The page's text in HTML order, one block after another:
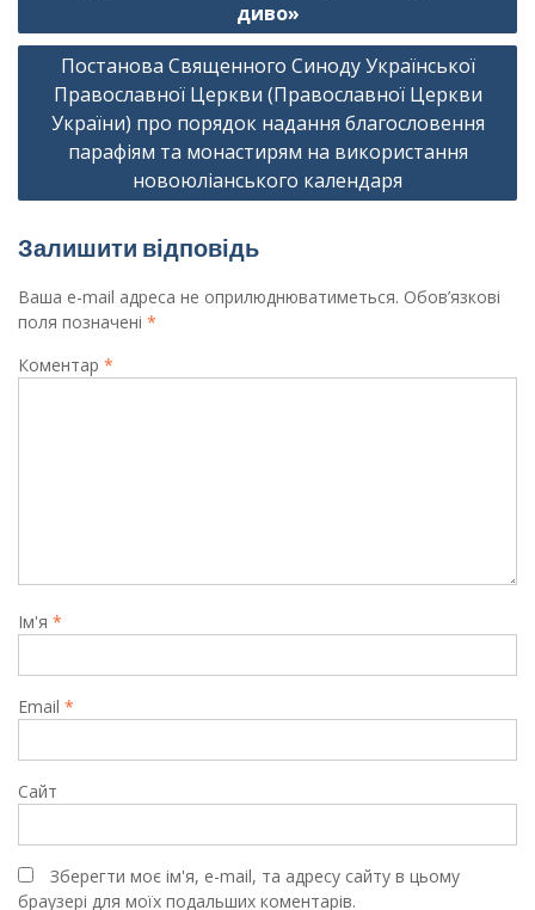
диво»
Постанова Священного Синоду Української
Православної Церкви (Православної Церкви
України) про порядок надання благословення
парафіям та монастирям на використання
новоюліанського календаря
Залишити відповідь
Ваша e-mail адреса не оприлюднюватиметься. Обов’язкові
поля позначені *
Коментар *
Ім'я *
Email *
Сайт
Зберегти моє ім'я, e-mail, та адресу сайту в цьому
браузері для моїх подальших коментарів.